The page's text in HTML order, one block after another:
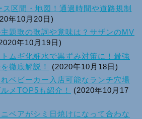
区間・地図！通過時間や道路規制
年10月20日)
題歌の歌詞や意味は？サザンのMV
年10月19日)
ムギ化粧水で黒ずみ対策に！最強
徹底解説！
(2020年10月18日)
ベビーカー入店可能なランチ穴場
メTOP5も紹介！
(2020年10月17
ベアがシミ日焼けになって合わな